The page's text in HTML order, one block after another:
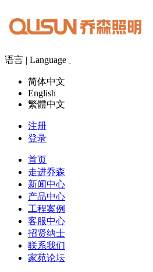
语言 | Language
简体中文
English
繁體中文
注册
登录
首页
走进乔森
新闻中心
产品中心
工程案例
客服中心
招贤纳士
联系我们
家苑论坛